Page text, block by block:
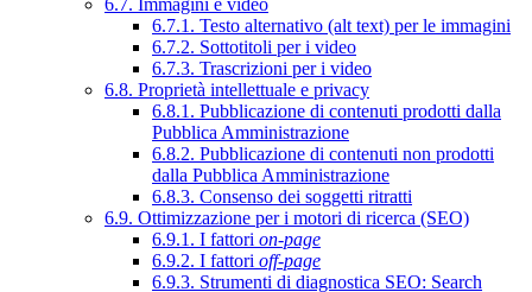
6.7. Immagini e video
6.7.1. Testo alternativo (alt text) per le immagini
6.7.2. Sottotitoli per i video
6.7.3. Trascrizioni per i video
6.8. Proprietà intellettuale e privacy
6.8.1. Pubblicazione di contenuti prodotti dalla
Pubblica Amministrazione
6.8.2. Pubblicazione di contenuti non prodotti
dalla Pubblica Amministrazione
6.8.3. Consenso dei soggetti ritratti
6.9. Ottimizzazione per i motori di ricerca (SEO)
6.9.1. I fattori on-page
6.9.2. I fattori off-page
6.9.3. Strumenti di diagnostica SEO: Search